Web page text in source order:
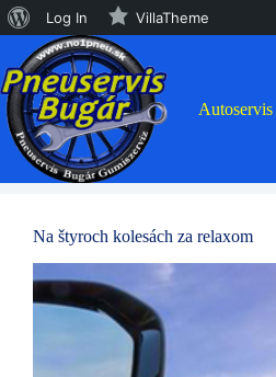
WordPress
Log In VillaTheme
Preskočiť
na
obsah
Na štyroch kolesách za relaxom